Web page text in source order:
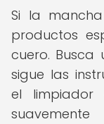
Si la
productos
cuero. Busca
sigue las
el